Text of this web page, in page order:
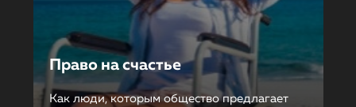
Право на счастье
Как люди, которым общество предлагает